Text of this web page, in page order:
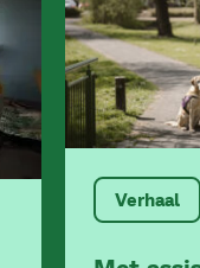
Verhaal